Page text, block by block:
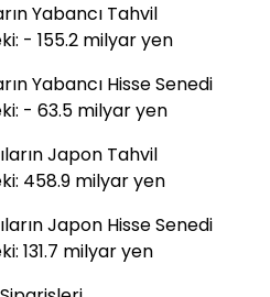
Yabancı Tahvil
- 155.2 milyar yen
Yabancı Hisse Senedi
- 63.5 milyar yen
Japon Tahvil
458.9 milyar yen
Japon Hisse Senedi
131.7 milyar yen